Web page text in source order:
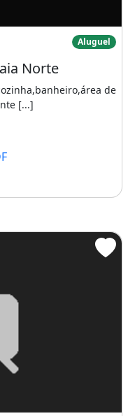
Norte Aluguel
Norte
de
[...]